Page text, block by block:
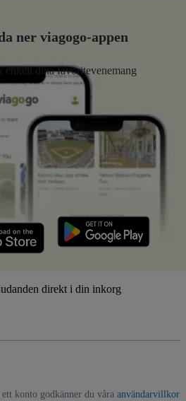
ner viagogo-appen
enkelt dina favoritevenemang
direkt i din inkorg
konto godkänner du våra användarvillkor